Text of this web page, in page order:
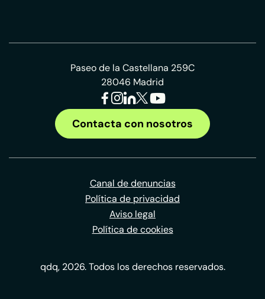
Paseo de la Castellana 259C
28046 Madrid
Contacta con nosotros
Canal de denuncias
Política de privacidad
Aviso legal
Política de cookies
qdq, 2026. Todos los derechos reservados.